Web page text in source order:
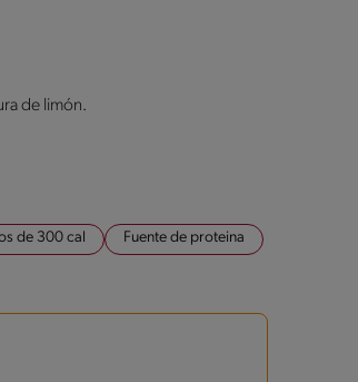
de limón.
de 300 cal
Fuente de proteina